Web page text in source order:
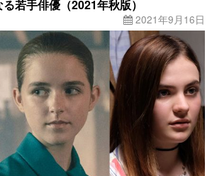
若手俳優（2021年秋版）
2021年9月16日